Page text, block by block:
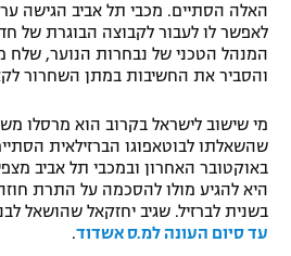
האלה הסתיים. מכבי תל אביב הגישה
לאפשר לו לעבור לקבוצה הבוגרת של
המנהל הטכני של נבחרות הנוער, שלח
והסביר את החשיבות במתן השחרור
מי שישוב לישראל בקרוב הוא מרסלו
שהשאלתו לבוטאפוגו הברזילאית
באוקטובר האחרון ובמכבי תל אביב
היא להגיע מולו להסכמה על התרת
בשנית לברזיל. שגיב יחזקאל שהושאל
עד סיום העונה למ.ס אשדוד.